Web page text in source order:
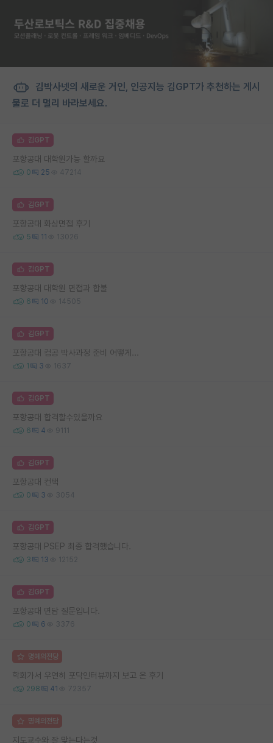
김박사넷의 새로운 거인, 인공지능 김GPT가 추천하는 게시
물로 더 멀리 바라보세요.
김GPT
포항공대 대학원가능 할까요
0 25 47214
김GPT
포항공대 화상면접 후기
5 11 13026
김GPT
포항공대 대학원 면접과 합불
6 10 14505
김GPT
포항공대 컴공 박사과정 준비 어떻게...
1 3 1637
김GPT
포항공대 합격할수있을까요
6 4 9111
김GPT
포항공대 컨택
0 3 3054
김GPT
포항공대 PSEP 최종 합격했습니다.
3 13 12152
김GPT
포항공대 면담 질문입니다.
0 6 3376
명예의전당
학회가서 우연히 포닥인터뷰까지 보고 온 후기
298 41 72357
명예의전당
지도교수와 잘 맞는다는것